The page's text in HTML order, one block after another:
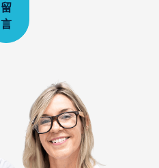
留
言